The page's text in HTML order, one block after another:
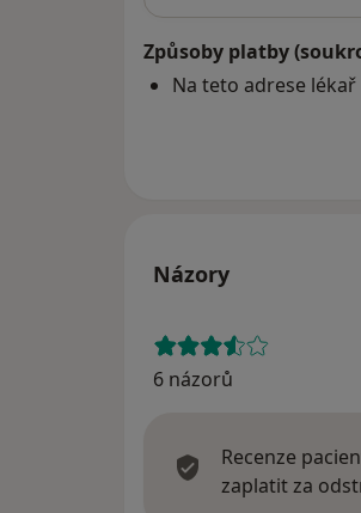
Způsoby platby
Na teto adrese
Názory
6 názorů
Recenze
zaplatit za